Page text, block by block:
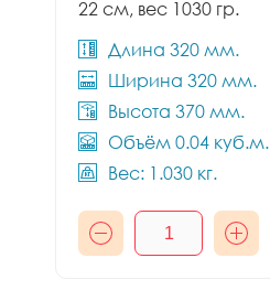
22 см, вес 1030 гр.
Длина 320 мм.
Ширина 320 мм.
Высота 370 мм.
Объём 0.04 куб.м.
Вес: 1.030 кг.